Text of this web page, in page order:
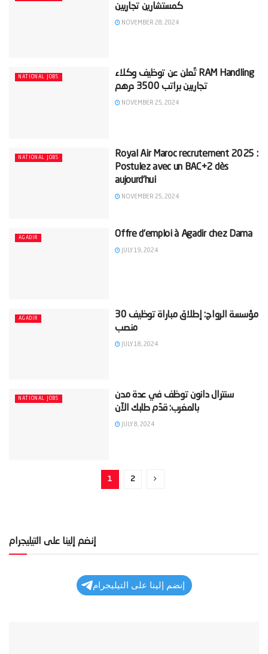
كمستشارين تجاريين‬
NOVEMBER 28, 2024
NATIONAL JOBS
‫RAM Handling تُعلن عن توظيف وكلاء
تجاريين براتب 3500 درهم‬
NOVEMBER 25, 2024
NATIONAL JOBS
Royal Air Maroc recrutement 2025 :
Postulez avec un BAC+2 dès
aujourd’hui
NOVEMBER 25, 2024
AGADIR Offre d’emploi à Agadir chez Dama
JULY 19, 2024
AGADIR
‫مؤسسة الرواج: إطلاق مباراة توظيف 30
منصب‬
JULY 18, 2024
NATIONAL JOBS
‫سنترال دانون توظف في عدة مدن
بالمغرب: قدّم طلبك الآن‬
JULY 8, 2024
1 2
إنضم إلينا على التيليجرام
إنضم إلينا على التيليجرام